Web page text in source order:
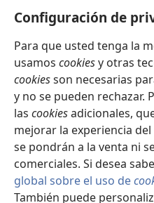
Configuración de
Para que usted tenga la
usamos cookiesy otras
cookiesson necesarias
y no se pueden rechazar.
las cookiesadicionales,
mejorar la experiencia
se pondrán a la venta ni
comerciales. Si desea
global sobre el uso de
También puede
jw.org Internetpi mascana
Yanapangahua
(abre
nueva
ventana)
Watchtower BIBLIOTECA
(abre
una
nueva
ventana)
JW Hub ®
(abre
una
nueva
ventana)
Copyright© 2026 Watch Tower